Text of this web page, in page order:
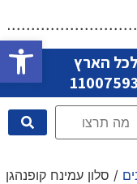
פתח
הארץ
/ סלון עמינח קופנהגן